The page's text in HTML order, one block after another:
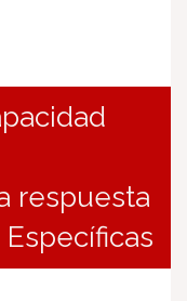
respuesta